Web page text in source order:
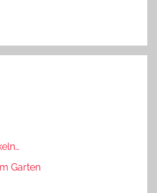
Garten